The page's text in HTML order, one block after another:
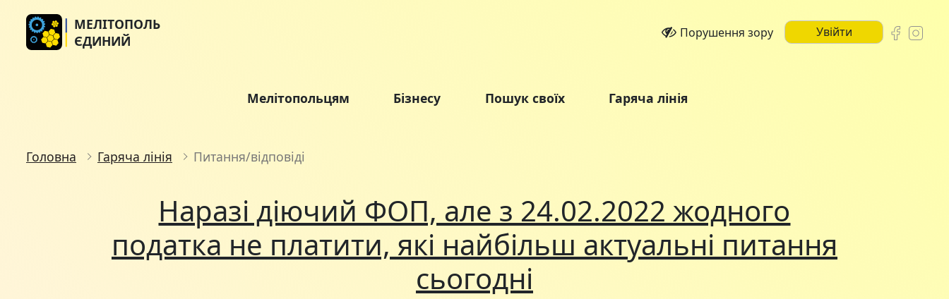
МЕЛІТОПОЛЬ
ЄДИНИЙ
Порушення зору Увійти
Мелітопольцям Бізнесу Пошук своїх Гаряча лінія
Головна Гаряча лінія Питання/відповіді
Наразі діючий ФОП, але з 24.02.2022 жодного
податка не платити, які найбільш актуальні питання
сьогодні